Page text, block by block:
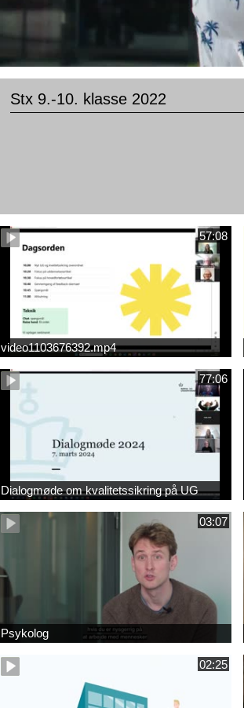
Stx 9.-10. klasse 2022
57:08
video1103676392.mp4
77:06
Dialogmøde om kvalitetssikring på UG
03:07
Psykolog
02:25